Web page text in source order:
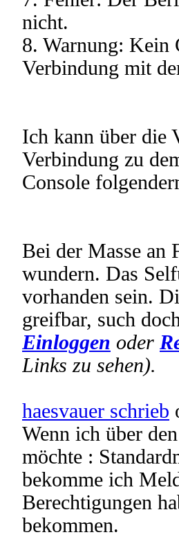
nicht.
8. Warnung: Kein
Verbindung mit
Ich kann über die
Verbindung zu
Console
Bei der Masse an
wundern. Das
vorhanden sein.
greifbar, such
Einloggen oder
Links zu sehen).
haesvauer schrieb
Wenn ich über
möchte :
bekomme ich
Berechtigungen
bekommen.